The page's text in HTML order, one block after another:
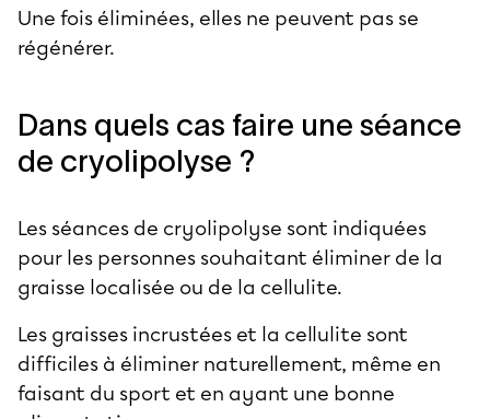
Une fois éliminées, elles ne peuvent pas se
régénérer.
Dans quels cas faire une séance
de cryolipolyse ?
Les séances de cryolipolyse sont indiquées
pour les personnes souhaitant éliminer de la
graisse localisée ou de la cellulite.
Les graisses incrustées et la cellulite sont
difficiles à éliminer naturellement, même en
faisant du sport et en ayant une bonne